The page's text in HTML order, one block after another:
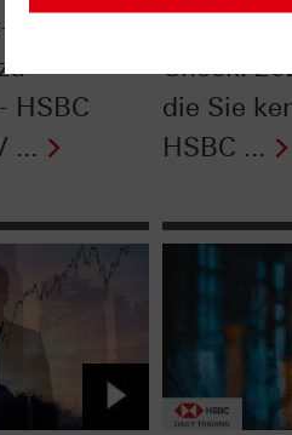
HSBC
...
Check:
die Sie
HSBC ...